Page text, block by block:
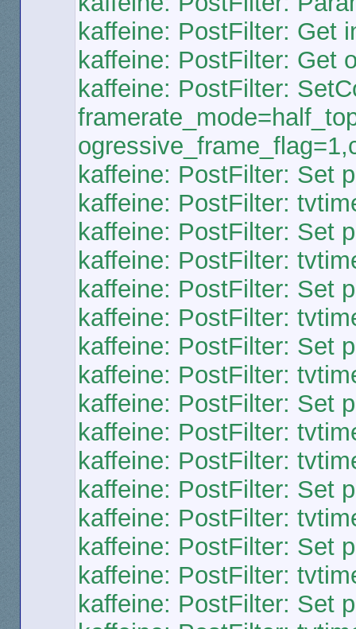
kaffeine: PostFilter: Get
kaffeine: PostFilter: Get
kaffeine: PostFilter:
kaffeine: PostFilter: Set
kaffeine: PostFilter:
kaffeine: PostFilter: Set
kaffeine: PostFilter:
kaffeine: PostFilter: Set
kaffeine: PostFilter:
kaffeine: PostFilter: Set
kaffeine: PostFilter:
kaffeine: PostFilter: Set
kaffeine: PostFilter:
kaffeine: PostFilter:
kaffeine: PostFilter: Set
kaffeine: PostFilter:
kaffeine: PostFilter: Set
kaffeine: PostFilter:
kaffeine: PostFilter: Set